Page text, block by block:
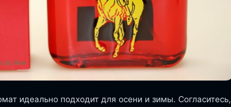
идеально подходит для осени и зимы. Согласитесь,